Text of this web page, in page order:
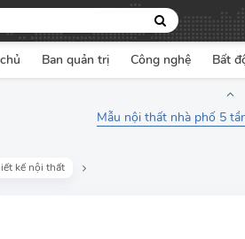
Ban quản trị Công nghệ Bất
Mẫu nội thất nhà phố 5
kế nội thất